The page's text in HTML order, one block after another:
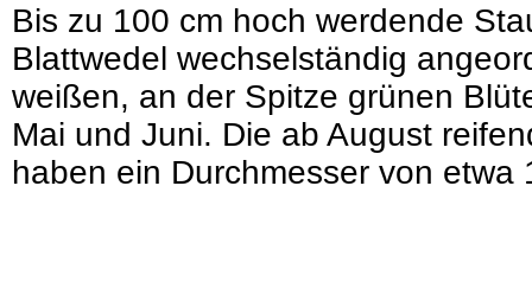
Bis zu 100 cm hoch werdende
Blattwedel wechselständig
weißen, an der Spitze grünen
Mai und Juni. Die ab August
haben ein Durchmesser von etwa